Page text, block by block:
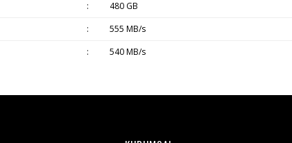
:
480 GB
:
555 MB/s
: 540 MB/s